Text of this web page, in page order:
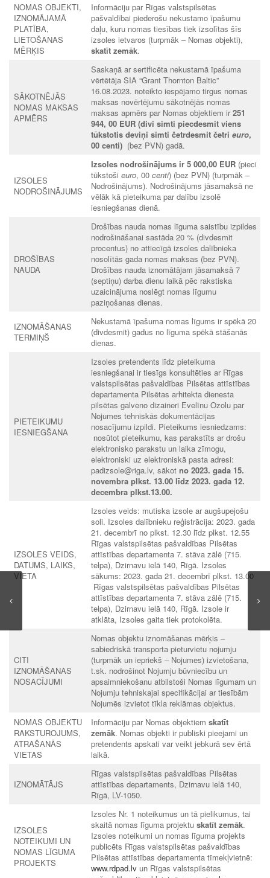
NOMAS OBJEKTI,
IZNOMĀJAMĀ
PLATĪBA,
LIETOŠANAS
MĒRĶIS
Informāciju par Rīgas valstspilsētas
pašvaldībai piederošu nekustamo īpašumu
daļu, kuru nomas tiesības tiek izsolītas šīs
izsoles ietvaros (turpmāk – Nomas objekti),
skatīt zemāk.
SĀKOTNĒJĀS
NOMAS MAKSAS
APMĒRS
Saskaņā ar sertificēta nekustamā īpašuma
vērtētāja SIA “Grant Thornton Baltic”
16.08.2023. noteikto iespējamo tirgus nomas
maksas novērtējumu sākotnējās nomas
maksas apmērs par Nomas objektiem ir251
944, 00 EUR (divi simti piecdesmit viens
tūkstotis deviņi simti četrdesmit četri euro,
00 centi) (bez PVN) gadā.
IZSOLES
NODROŠINĀJUMS
Izsoles nodrošinājums ir 5 000,00 EUR(pieci
tūkstoši euro, 00 centi) (bez PVN) (turpmāk –
Nodrošinājums). Nodrošinājums jāsamaksā ne
vēlāk kā pieteikuma par dalību izsolē
iesniegšanas dienā.
DROŠĪBAS
NAUDA
Drošības nauda nomas līguma saistību izpildes
nodrošināšanai sastāda 20 % (divdesmit
procentus) no attiecīgā izsoles dalībnieka
nosolītās gada nomas maksas (bez PVN).
Drošības nauda iznomātājam jāsamaksā 7
(septiņu) darba dienu laikā pēc rakstiska
uzaicinājuma noslēgt nomas līgumu
paziņošanas dienas.
IZNOMĀŠANAS
TERMIŅŠ
Nekustamā īpašuma nomas līgums ir spēkā 20
(divdesmit) gadus no līguma spēkā stāšanās
dienas.
PIETEIKUMU
IESNIEGŠANA
Izsoles pretendents līdz pieteikuma
iesniegšanai ir tiesīgs konsultēties ar Rīgas
valstspilsētas pašvaldības Pilsētas attīstības
departamenta Pilsētas arhitekta dienesta
pilsētas galveno dizaineri Evelīnu Ozolu par
Nojumes tehniskās dokumentācijas
nosacījumu izpildi. Pieteikums iesniedzams:
nosūtot pieteikumu, kas parakstīts ar drošu
elektronisko parakstu un laika zīmogu,
elektroniski uz elektroniskā pasta adresi:
padizsole@riga.lv, sākot no 2023. gada 15.
novembra plkst. 13.00 līdz 2023. gada 12.
decembra plkst.13.00.
IZSOLES VEIDS,
DATUMS, LAIKS,
VIETA
Izsoles veids: mutiska izsole ar augšupejošu
soli. Izsoles dalībnieku reģistrācija: 2023. gada
21. decembrī no plkst. 12.30 līdz plkst. 12.55
Rīgas valstspilsētas pašvaldības Pilsētas
attīstības departamenta 7. stāva zālē (715.
telpa), Dzirnavu ielā 140, Rīgā. Izsoles
sākums: 2023. gada 21. decembrī plkst. 13.00
Rīgas valstspilsētas pašvaldības Pilsētas
attīstības departamenta 7. stāva zālē (715.
telpa), Dzirnavu ielā 140, Rīgā. Izsole ir
atklāta, Izsoles gaita tiek protokolēta.
CITI
IZNOMĀŠANAS
NOSACĪJUMI
Nomas objektu iznomāšanas mērķis –
sabiedriskā transporta pieturvietu nojumju
(turpmāk un iepriekš – Nojumes) izvietošana,
t.sk. nodrošinot Nojumju būvniecību un
apsaimniekošanu atbilstoši Nomas līgumam un
Nojumju tehniskajai specifikācijai ar tiesībām
Nojumēs izvietot tīkla reklāmas objektus.
NOMAS OBJEKTU
RAKSTUROJUMS,
ATRAŠANĀS
VIETAS
Informāciju par Nomas objektiem skatīt
zemāk. Nomas objekti ir publiski pieejami un
pretendents apskati var veikt jebkurā sev ērtā
laikā.
IZNOMĀTĀJS
Rīgas valstspilsētas pašvaldības Pilsētas
attīstības departaments, Dzirnavu ielā 140,
Rīgā, LV-1050.
IZSOLES
NOTEIKUMI UN
NOMAS LĪGUMA
PROJEKTS
Izsoles Nr. 1 noteikumus un tā pielikumus, tai
skaitā nomas līguma projektu skatīt zemāk.
Izsoles noteikumi un nomas līguma projekts
publicēts Rīgas valstspilsētas pašvaldības
Pilsētas attīstības departamenta tīmekļvietnē:
www.rdpad.lvun Rīgas valstspilsētas